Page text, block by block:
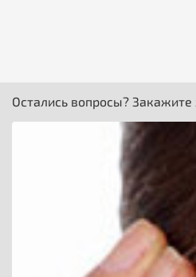
Остались вопросы?